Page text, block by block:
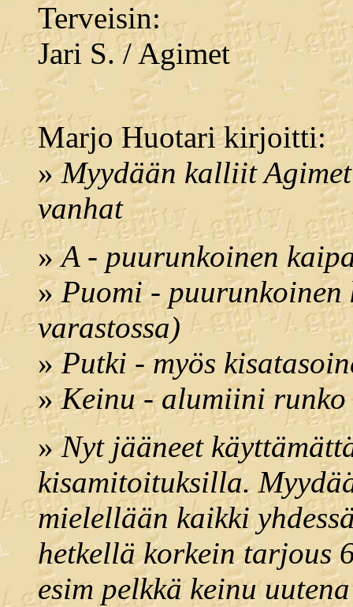
Terveisin:
Jari S. / Agimet
Marjo Huotari kirjoitti:
»Myydään kalliit
vanhat
»A - puurunkoinen
»Puomi - puurunkoinen
varastossa)
»Putki - myös
»Keinu - alumiini runko
»Nyt jääneet
kisamitoituksilla.
mielellään kaikki
hetkellä korkein tarjous
esim pelkkä keinu